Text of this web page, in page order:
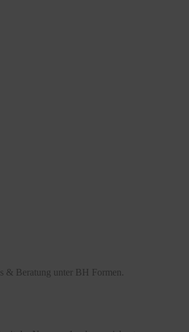
& Beratung unter BH Formen.